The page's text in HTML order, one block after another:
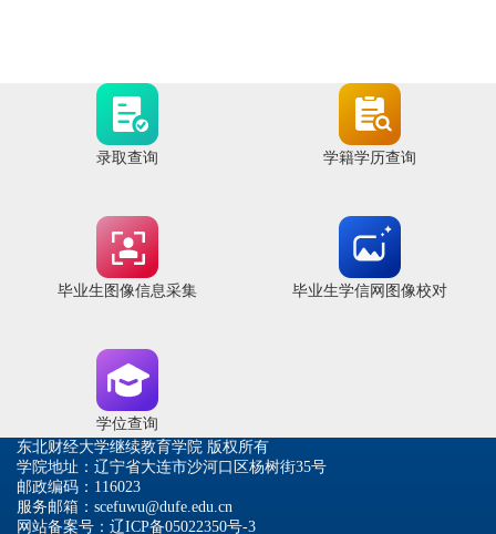
录取查询 学籍学历查询
毕业生图像信息采集 毕业生学信网图像校对
学位查询
东北财经大学继续教育学院 版权所有
学院地址：辽宁省大连市沙河口区杨树街35号
邮政编码：116023
服务邮箱：scefuwu@dufe.edu.cn
网站备案号：辽ICP备05022350号-3